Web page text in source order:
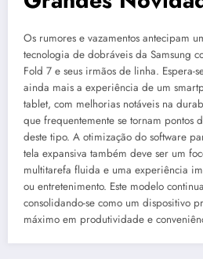
Os rumores e vazamentos antecipam
tecnologia de dobráveis da Samsung
Fold 7 e seus irmãos de linha. Espera-
ainda mais a experiência de um
tablet, com melhorias notáveis na
que frequentemente se tornam pontos
deste tipo. A otimização do software
tela expansiva também deve ser um
multitarefa fluida e uma experiência
ou entretenimento. Este modelo
consolidando-se como um dispositivo
máximo em produtividade e